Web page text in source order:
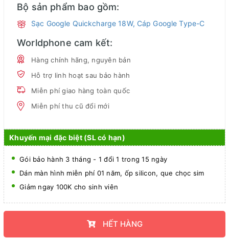
Bộ sản phẩm bao gồm:
Sạc Google Quickcharge 18W, Cáp Google Type-C
Worldphone cam kết:
Hàng chính hãng, nguyên bản
Hỗ trợ linh hoạt sau bảo hành
Miễn phí giao hàng toàn quốc
Miễn phí thu cũ đổi mới
Khuyến mại đặc biệt (SL có hạn)
Gói bảo hành 3 tháng - 1 đổi 1 trong 15 ngày
Dán màn hình miễn phí 01 năm, ốp silicon, que chọc sim
Giảm ngay 100K cho sinh viên
HẾT HÀNG